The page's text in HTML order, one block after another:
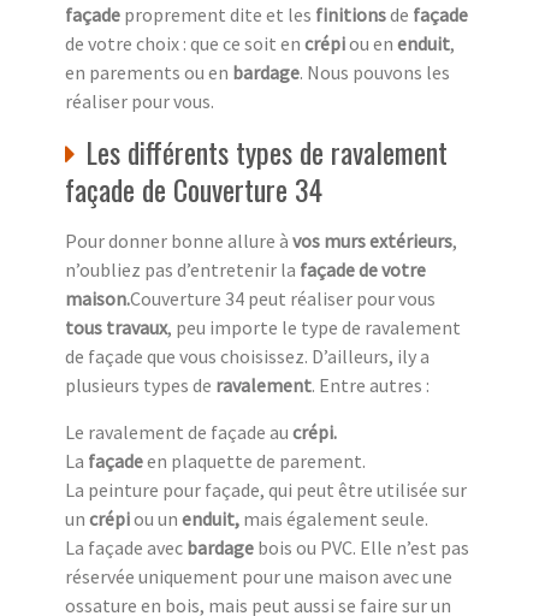
façade proprement dite et les finitionsde façade
de votre choix : que ce soit en crépiou en enduit,
en parements ou en bardage. Nous pouvons les
réaliser pour vous.
Les différents types de ravalement
façade de Couverture 34
Pour donner bonne allure à vos murs extérieurs,
n’oubliez pas d’entretenir la façade de votre
maison.Couverture 34 peut réaliser pour vous
tous travaux, peu importe le type de ravalement
de façade que vous choisissez. D’ailleurs, ily a
plusieurs types de ravalement. Entre autres :
Le ravalement de façade au crépi.
La façadeen plaquette de parement.
La peinture pour façade, qui peut être utilisée sur
un crépiou un enduit, mais également seule.
La façade avec bardage bois ou PVC. Elle n’est pas
réservée uniquement pour une maison avec une
ossature en bois, mais peut aussi se faire sur un